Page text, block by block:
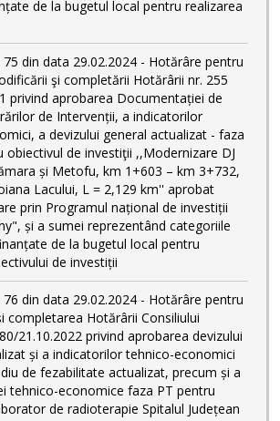
de la bugetul local pentru realizarea
din data 29.02.2024 - Hotărâre pentru
şi completării Hotărârii nr. 255
privind aprobarea Documentației de
de Intervenții, a indicatorilor
a devizului general actualizat - faza
obiectivul de investiţii ,,Modernizare DJ
și Metofu, km 1+603 – km 3+732,
Lacului, L = 2,129 km'' aprobat
prin Programul național de investiții
și a sumei reprezentând categoriile
de la bugetul local pentru
de investiții
din data 29.02.2024 - Hotărâre pentru
completarea Hotărârii Consiliului
21.10.2022 privind aprobarea devizului
și a indicatorilor tehnico-economici
de fezabilitate actualizat, precum și a
tehnico-economice faza PT pentru
de radioterapie Spitalul Județean